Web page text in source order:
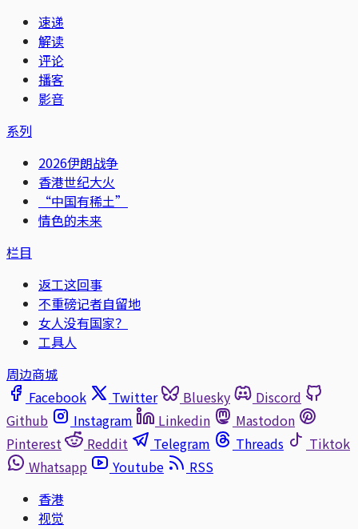
速递
解读
评论
播客
影音
系列
2026伊朗战争
香港世纪大火
“中国有稀土”
情色的未来
栏目
返工这回事
不重磅记者自留地
女人没有国家？
工具人
周边商城
Facebook
Twitter Bluesky
Discord
Github
Instagram Linkedin
Mastodon
Pinterest
Reddit Telegram Threads
Tiktok
Whatsapp
Youtube
RSS
香港
视觉